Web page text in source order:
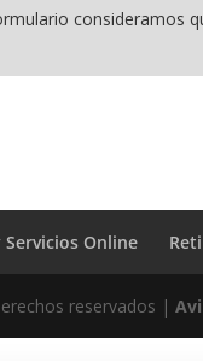
consideramos
Servicios Online
reservados |